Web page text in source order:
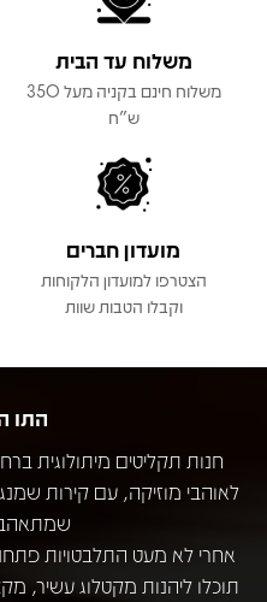
משלוח עד הבית
משלוח חינם בקניה מעל 350
ש"ח
מועדון חברים
הצטרפו למועדון הלקוחות
וקבלו הטבות שוות
התו
לאוהבי מוזיקה, עם קירות
שמתאהב
אחרי לא מעט התלבטויות
תוכלו ליהנות מקטלוג עשיר,